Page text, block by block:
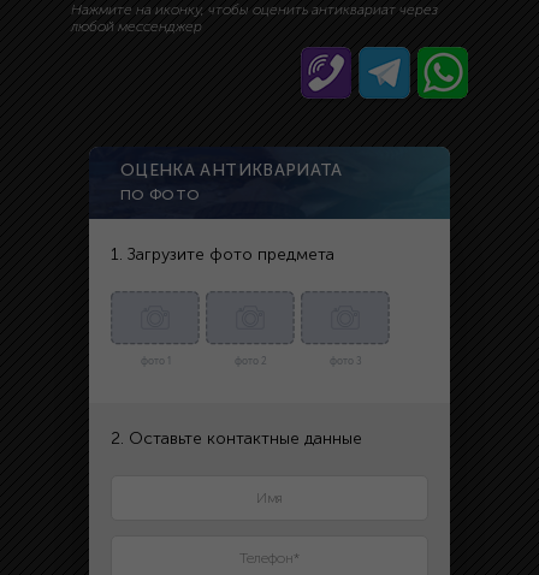
Нажмите на иконку, чтобы оценить антиквариат через
любой мессенджер
ОЦЕНКА АНТИКВАРИАТА
ПО ФОТО
1. Загрузите фото предмета
фото 1 фото 2 фото 3
2. Оставьте контактные данные